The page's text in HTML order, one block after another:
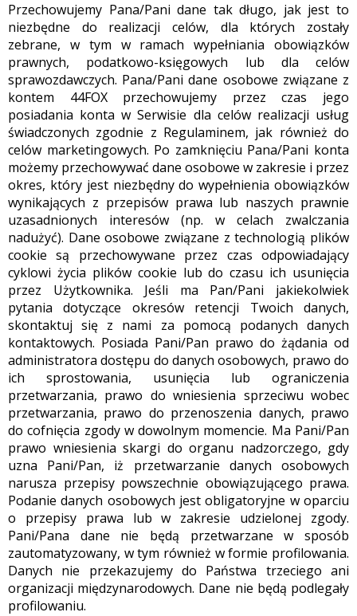
Przechowujemy Pana/Pani dane tak długo, jak jest to
niezbędne do realizacji celów, dla których zostały
zebrane, w tym w ramach wypełniania obowiązków
prawnych, podatkowo-księgowych lub dla celów
sprawozdawczych. Pana/Pani dane osobowe związane z
kontem 44FOX przechowujemy przez czas jego
posiadania konta w Serwisie dla celów realizacji usług
świadczonych zgodnie z Regulaminem, jak również do
celów marketingowych. Po zamknięciu Pana/Pani konta
możemy przechowywać dane osobowe w zakresie i przez
okres, który jest niezbędny do wypełnienia obowiązków
wynikających z przepisów prawa lub naszych prawnie
uzasadnionych interesów (np. w celach zwalczania
nadużyć). Dane osobowe związane z technologią plików
cookie są przechowywane przez czas odpowiadający
cyklowi życia plików cookie lub do czasu ich usunięcia
przez Użytkownika. Jeśli ma Pan/Pani jakiekolwiek
pytania dotyczące okresów retencji Twoich danych,
skontaktuj się z nami za pomocą podanych danych
kontaktowych. Posiada Pani/Pan prawo do żądania od
administratora dostępu do danych osobowych, prawo do
ich sprostowania, usunięcia lub ograniczenia
przetwarzania, prawo do wniesienia sprzeciwu wobec
przetwarzania, prawo do przenoszenia danych, prawo
do cofnięcia zgody w dowolnym momencie. Ma Pani/Pan
prawo wniesienia skargi do organu nadzorczego, gdy
uzna Pani/Pan, iż przetwarzanie danych osobowych
narusza przepisy powszechnie obowiązującego prawa.
Podanie danych osobowych jest obligatoryjne w oparciu
o przepisy prawa lub w zakresie udzielonej zgody.
Pani/Pana dane nie będą przetwarzane w sposób
zautomatyzowany, w tym również w formie profilowania.
Danych nie przekazujemy do Państwa trzeciego ani
organizacji międzynarodowych. Dane nie będą podlegały
profilowaniu.